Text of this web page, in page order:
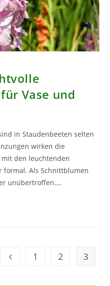
Vase und
in Staudenbeeten selten
wirken die
den leuchtenden
formal. Als Schnittblumen
unübertroffen.…
Geh zur Option
1 2 3